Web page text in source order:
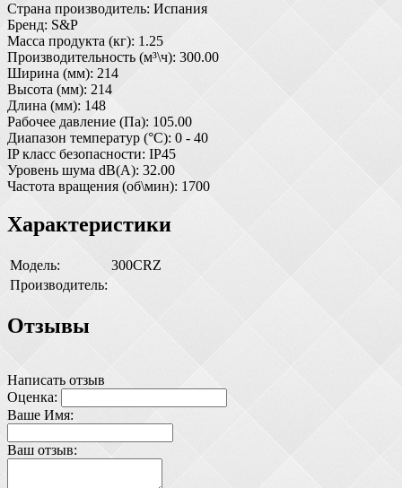
Страна производитель: Испания
Бренд: S&P
Масса продукта (кг): 1.25
Производительность (м³\ч): 300.00
Ширина (мм): 214
Высота (мм): 214
Длина (мм): 148
Рабочее давление (Па): 105.00
Диапазон температур (°С): 0 - 40
IP класс безопасности: IP45
Уровень шума dB(A): 32.00
Частота вращения (об\мин): 1700
Характеристики
Модель:
300CRZ
Производитель:
Отзывы
Написать отзыв
Оценка:
Ваше Имя:
Ваш отзыв: